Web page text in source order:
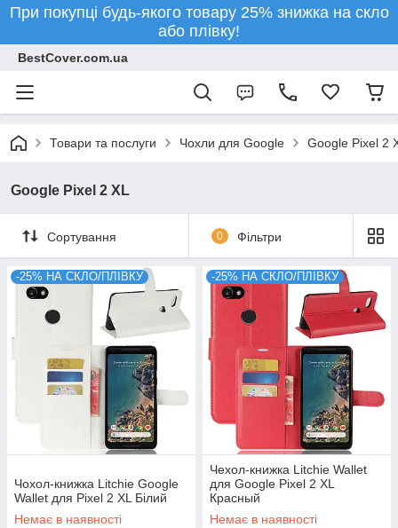
При покупці будь-якого товару 25% знижка на скло
або плівку!
BestCover.com.ua
Товари та послуги Чохли для Google Google Pixel 2
Google Pixel 2 XL
Сортування 0 Фільтри
-25% НА СКЛО/ПЛІВКУ
Чохол-книжка Litchie Google
Wallet для Pixel 2 XL Білий
Немає в наявності
-25% НА СКЛО/ПЛІВКУ
Чехол-книжка Litchie Wallet
для Google Pixel 2 XL
Красный
Немає в наявності